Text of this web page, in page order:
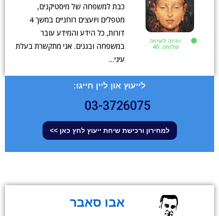
זמינה לשיחה
שלוחה: 40
כבת למשפחה של מיסטיקנים,
מטפלים ויועצים רוחניים במשך 4
דורות, כל הידע והמידע עובר
במשפחה ובגנים. אני מתקשרת בעלת
עיני…
לייעוץ און ליין חייגו:
03-3726075
למחירון ורכישת שיחת ייעוץ לחץ כאן >>
אבו סאבר